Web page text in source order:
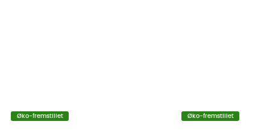
Øko-fremstillet Øko-fremstillet